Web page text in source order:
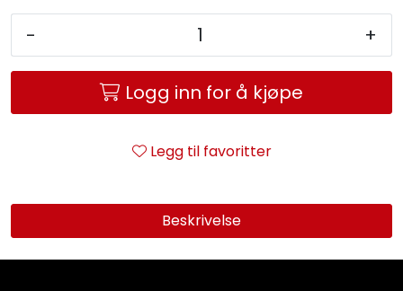
- +
Logg inn for å kjøpe
Legg til favoritter
Beskrivelse
Nyheter
Service og support
Kontakt oss